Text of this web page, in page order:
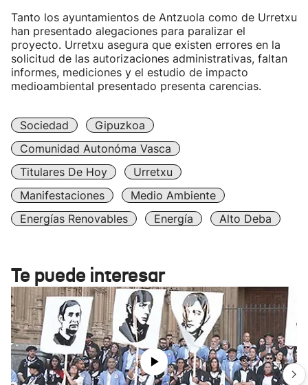
Tanto los ayuntamientos de Antzuola como de Urretxu
han presentado alegaciones para paralizar el
proyecto. Urretxu asegura que existen errores en la
solicitud de las autorizaciones administrativas, faltan
informes, mediciones y el estudio de impacto
medioambiental presentado presenta carencias.
Sociedad
Gipuzkoa
Comunidad Autonóma Vasca
Titulares De Hoy
Urretxu
Manifestaciones
Medio Ambiente
Energías Renovables
Energía Alto Deba
Te puede interesar